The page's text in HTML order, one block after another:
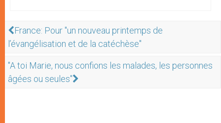
France: Pour "un nouveau printemps de
l’évangélisation et de la catéchèse"
"A toi Marie, nous confions les malades, les personnes
âgées ou seules"